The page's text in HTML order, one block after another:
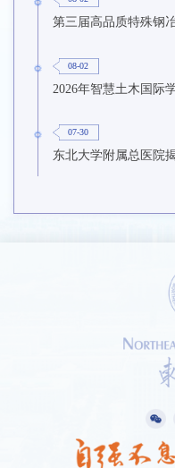
08-02
07-30
东北大学附属总医院